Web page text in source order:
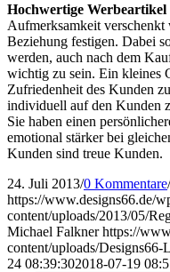
Hochwertige Werbeartikel
Aufmerksamkeit verschenkt
Beziehung festigen. Dabei
werden, auch nach dem
wichtig zu sein. Ein kleines
Zufriedenheit des Kunden
individuell auf den Kunden
Sie haben einen
emotional stärker bei
Kunden sind treue Kunden.
24. Juli 2013/0 Kommentare/
https://www.designs66.de/
content/uploads/2013/05/
Michael Falkner https://
content/uploads/Designs66-
24 08:39:302018-07-19